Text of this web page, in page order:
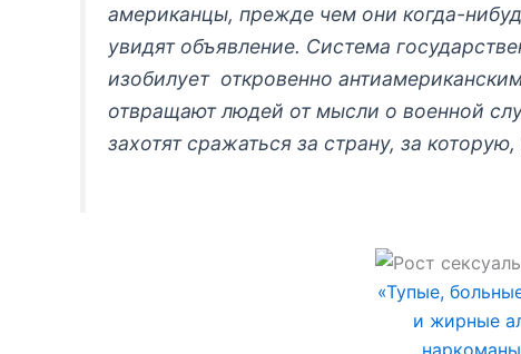
американцы, прежде чем они когда-
увидят объявление. Система
изобилует откровенно
отвращают людей от мысли о военной
захотят сражаться за страну, за
«Тупые,
и жирные